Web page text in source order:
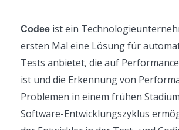
Codee ist ein
ersten Mal eine Lösung für
Tests anbietet, die auf
ist und die Erkennung von
Problemen in einem frühen
Software-Entwicklungszyklus